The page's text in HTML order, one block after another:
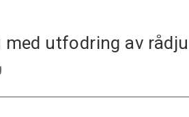
med utfodring av